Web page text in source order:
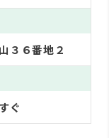
３６番地２
ぐ